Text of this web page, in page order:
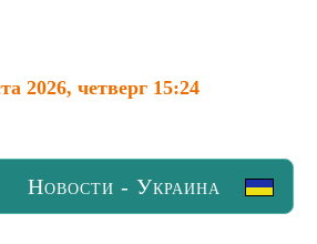
2026, четверг 15:24
Новости - Украина